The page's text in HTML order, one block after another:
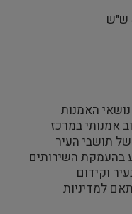
האמנות
אמנותי במרכז
תושבי העיר
בהעמקת השירותים
וקידום
למדיניות